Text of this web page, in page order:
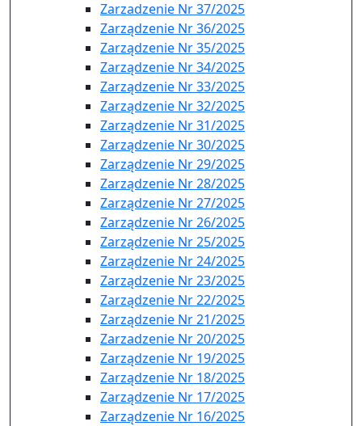
Zarzadzenie Nr 37/2025
Zarządzenie Nr 36/2025
Zarządzenie Nr 35/2025
Zarządzenie Nr 34/2025
Zarządzenie Nr 33/2025
Zarządzenie Nr 32/2025
Zarządzenie Nr 31/2025
Zarządzenie Nr 30/2025
Zarządzenie Nr 29/2025
Zarządzenie Nr 28/2025
Zarządzenie Nr 27/2025
Zarządzenie Nr 26/2025
Zarządzenie Nr 25/2025
Zarządzenie Nr 24/2025
Zarządzenie Nr 23/2025
Zarządzenie Nr 22/2025
Zarządzenie Nr 21/2025
Zarzadzenie Nr 20/2025
Zarządzenie Nr 19/2025
Zarządzenie Nr 18/2025
Zarządzenie Nr 17/2025
Zarządzenie Nr 16/2025